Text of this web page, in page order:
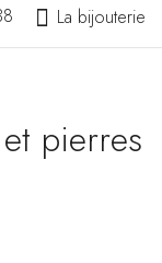
La bijouterie
tennis serti de
ovales
tennis mini en
pierres